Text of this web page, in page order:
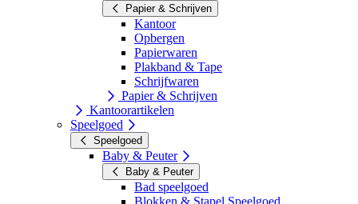
Papier & Schrijven
Kantoor
Opbergen
Papierwaren
Plakband & Tape
Schrijfwaren
Papier & Schrijven
Kantoorartikelen
Speelgoed
Speelgoed
Baby & Peuter
Baby & Peuter
Bad speelgoed
Blokken & Stapel Speelgoed